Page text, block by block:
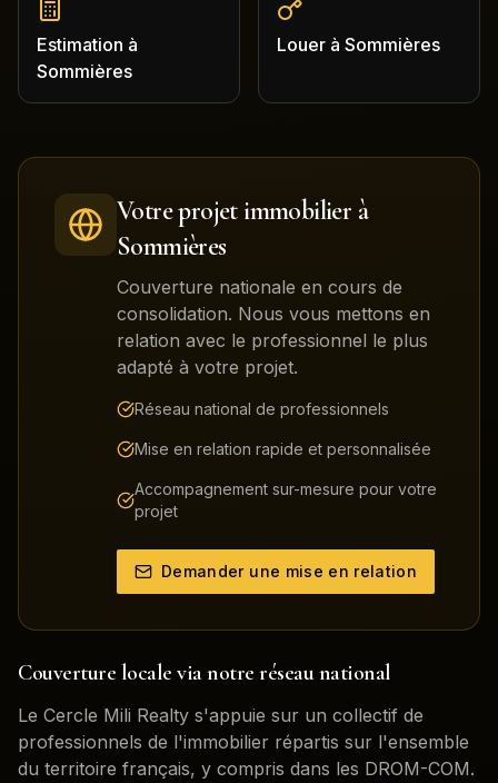
Estimation à
Sommières
Louer à Sommières
Votre projet immobilier à
Sommières
Couverture nationale en cours de
consolidation. Nous vous mettons en
relation avec le professionnel le plus
adapté à votre projet.
Réseau national de professionnels
Mise en relation rapide et personnalisée
Accompagnement sur-mesure pour votre
projet
Demander une mise en relation
Couverture locale via notre réseau national
Le Cercle Mili Realty s'appuie sur un collectif de
professionnels de l'immobilier répartis sur l'ensemble
du territoire français, y compris dans les DROM-COM.